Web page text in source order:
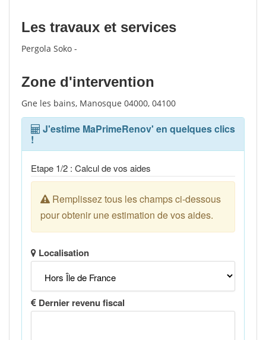
Les travaux et services
Pergola Soko -
Zone d'intervention
Gne les bains, Manosque 04000, 04100